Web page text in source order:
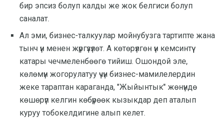
бир эпсиз болуп калды же жок белгиси болуп
саналат.
Ал эми, бизнес-талкуулар мойнубузга тартипте жана
тынч үн менен жүргүзүлөт. А көтөрүлгөн үн кемсинтүү
катары чечмеленбөөгө тийиш. Ошондой эле,
көлөмүн жогорулатуу үчүн бизнес-мамилелердин
жеке тараптан караганда, "Жыйынтык" жөнүндө
көшөрүп келгин көбүрөөк кызыкдар деп аталып
куруу тобокелдигине алып келет.